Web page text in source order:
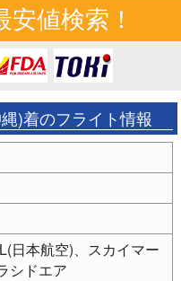
値検索！
)着のフライト情報
日本航空)、スカイマー
シドエア